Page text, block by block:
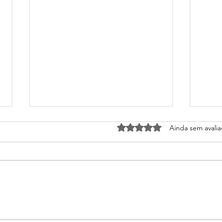
alimentos orgânicos
Avaliado com 0 de 5
Ainda sem